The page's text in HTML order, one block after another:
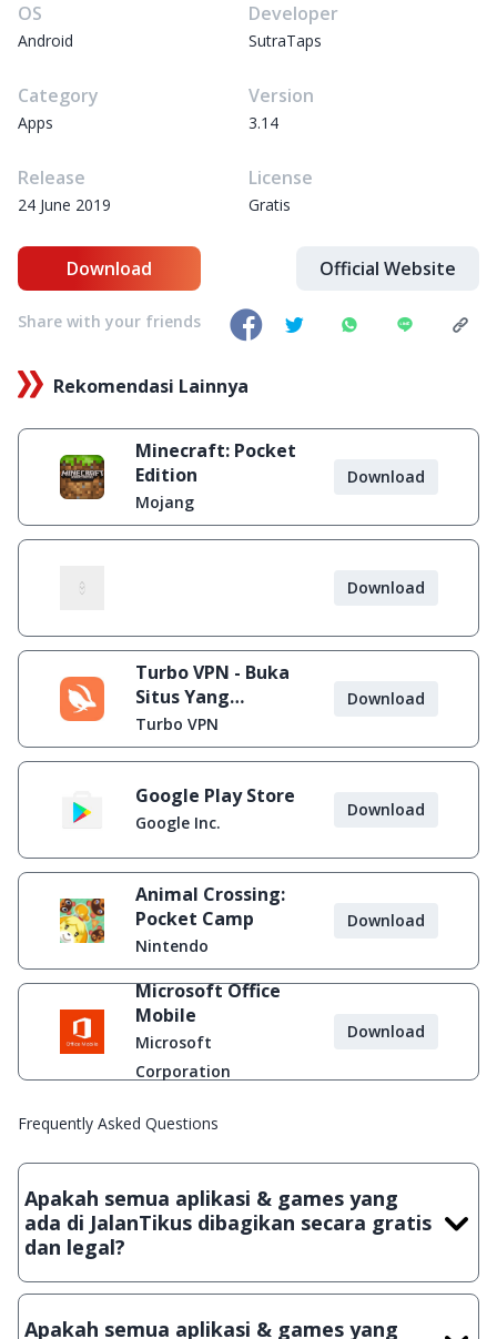
OS
Android
Developer
SutraTaps
Category
Apps
Version
3.14
Release
24 June 2019
License
Gratis
Download Official Website
Share with your friends
Rekomendasi Lainnya
Minecraft: Pocket
Edition
Mojang
Download
Download
Turbo VPN - Buka
Situs Yang
Diblokir
Turbo VPN
Download
Google Play Store
Google Inc.
Download
Animal Crossing:
Pocket Camp
Nintendo
Download
Microsoft Office
Mobile
Microsoft
Corporation
Download
Frequently Asked Questions
Apakah semua aplikasi & games yang
ada di JalanTikus dibagikan secara gratis
dan legal?
Ya, JalanTikus hanya membagikan aplikasi & games yang
Apakah semua aplikasi & games yang